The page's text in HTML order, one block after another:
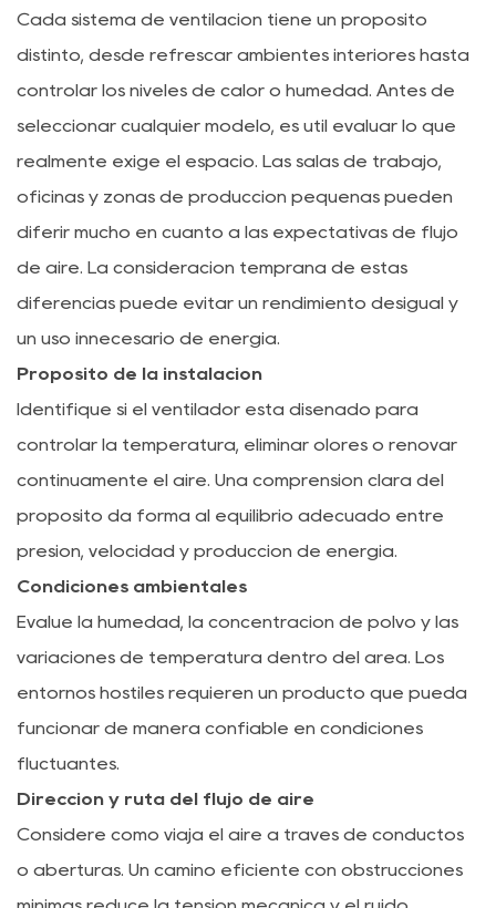
Cada sistema de ventilación tiene un propósito
distinto, desde refrescar ambientes interiores hasta
controlar los niveles de calor o humedad. Antes de
seleccionar cualquier modelo, es útil evaluar lo que
realmente exige el espacio. Las salas de trabajo,
oficinas y zonas de producción pequeñas pueden
diferir mucho en cuanto a las expectativas de flujo
de aire. La consideración temprana de estas
diferencias puede evitar un rendimiento desigual y
un uso innecesario de energía.
Propósito de la instalación
Identifique si el ventilador está diseñado para
controlar la temperatura, eliminar olores o renovar
continuamente el aire. Una comprensión clara del
propósito da forma al equilibrio adecuado entre
presión, velocidad y producción de energía.
Condiciones ambientales
Evalúe la humedad, la concentración de polvo y las
variaciones de temperatura dentro del área. Los
entornos hostiles requieren un producto que pueda
funcionar de manera confiable en condiciones
fluctuantes.
Dirección y ruta del flujo de aire
Considere cómo viaja el aire a través de conductos
o aberturas. Un camino eficiente con obstrucciones